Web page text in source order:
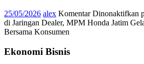
25/05/2026 alex Komentar Dinonaktifkan
di Jaringan Dealer, MPM Honda Jatim
Bersama Konsumen
Ekonomi Bisnis